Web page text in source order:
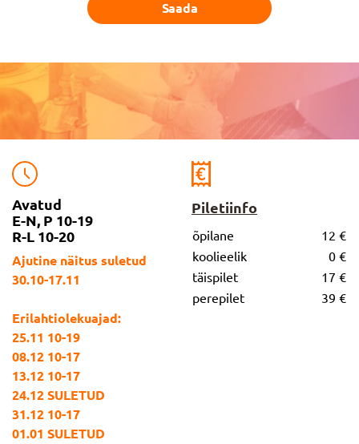
Saada
Avatud
E-N, P 10-19
R-L 10-20
Ajutine näitus suletud
30.10-17.11
Erilahtiolekuajad:
25.11 10-19
08.12 10-17
13.12 10-17
24.12 SULETUD
31.12 10-17
01.01 SULETUD
Piletiinfo
õpilane
12 €
koolieelik
0 €
täispilet
17 €
perepilet
39 €